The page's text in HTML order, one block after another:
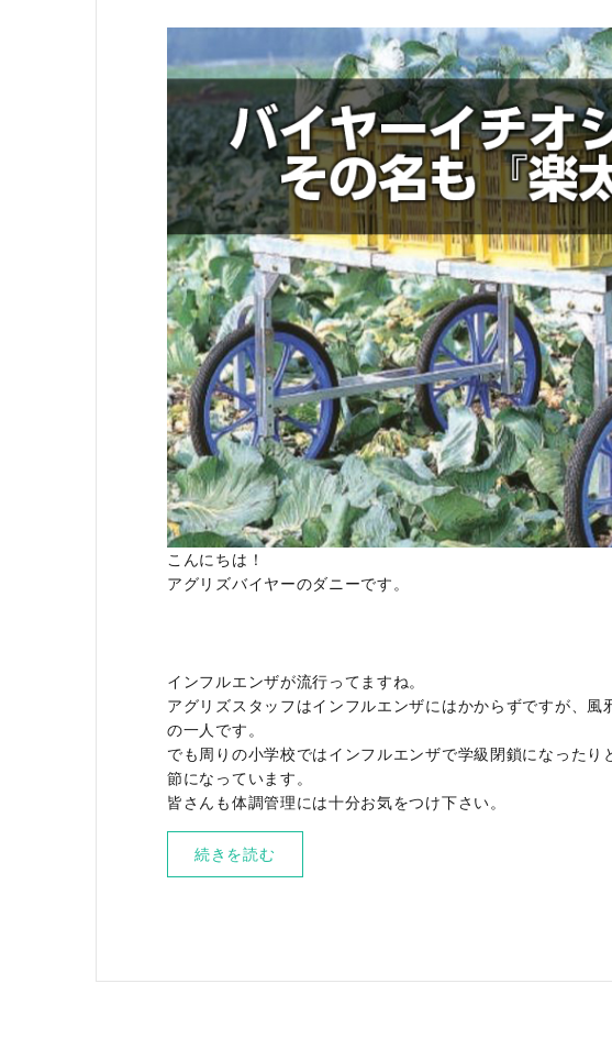
FAQ
メールでのお問い合わせ
info@agriz.netこんにちは！
アグリズバイヤーのダニーです。
インフルエンザが流行ってますね。
アグリズスタッフはインフルエンザにはかからずですが、
の一人です。
でも周りの小学校ではインフルエンザで学級閉鎖になった
節になっています。
皆さんも体調管理には十分お気をつけ下さい。
続きを読む